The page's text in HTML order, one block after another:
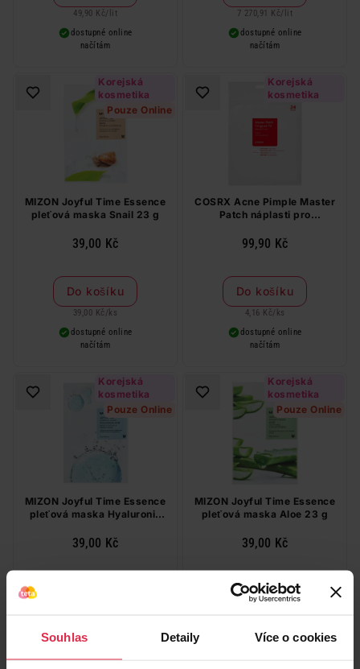
Souhlas Detaily Více o cookies
49,90 Kč/ lit
dostupné online
načítám
7 270,91 Kč/ lit
dostupné online
načítám
Korejská
kosmetika
Pouze Online
MIZON Joyful Time Essence
pleťová maska Snail 23 g
39,00 Kč
Do košíku
39,00 Kč / ks
dostupné online
načítám
Korejská
kosmetika
COSRX Acne Pimple Master
Patch náplasti pro
99,90 Kč
Do košíku
4,16 Kč/ ks
dostupné online
načítám
Korejská
kosmetika
Pouze Online
MIZON Joyful Time Essence
pleťová maska Hyaluronic
39,00 Kč
dostupné online
načítám
Korejská
kosmetika
Pouze Online
MIZON Joyful Time Essence
pleťová maska Aloe 23 g
39,00 Kč
Do košíku
dostupné online
načítám